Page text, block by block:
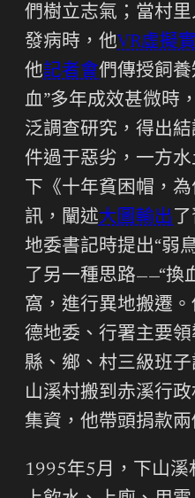
們樹立志氣；當村
發病時，他VR虛擬
他記者會們傳授飼
血”多年成效甚微時
泛調查研究，得出
件過于惡劣，一方
下《十年貧困帽，
訊，闡述大圖輸出
地委書記時提出“弱
了另一種思路——“換
窩，進行異地搬遷
德地委、行署主要
縣、鄉、村三級班
山溪村搬到赤溪行
集資，他帶頭捐款兩
1995年5月，下山